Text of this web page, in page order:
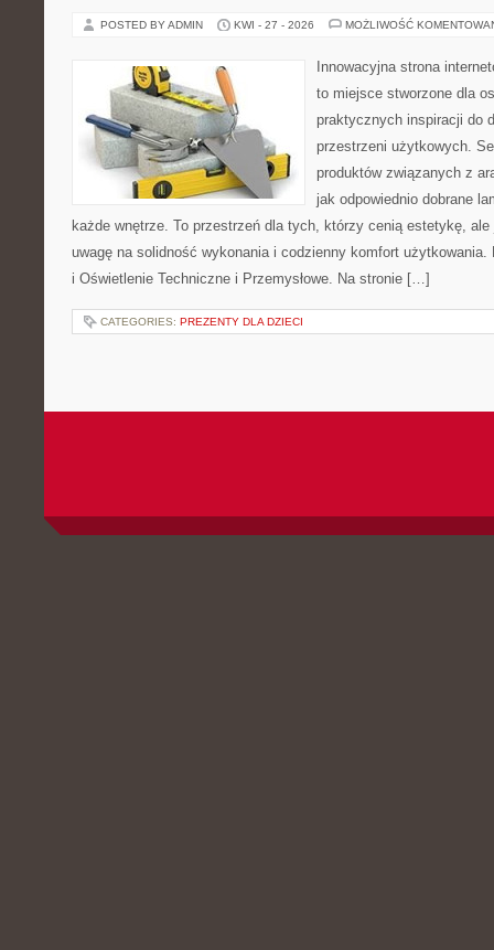
POSTED BY ADMIN KWI - 27 - 2026 MOŻLIWOŚĆ
Innowacyjna strona
to miejsce stworzone dla
praktycznych inspiracji do
przestrzeni użytkowych.
produktów związanych z
jak odpowiednio dobrane
każde wnętrze. To przestrzeń dla tych, którzy cenią estetykę,
uwagę na solidność wykonania i codzienny komfort
i Oświetlenie Techniczne i Przemysłowe. Na stronie […]
CATEGORIES: PREZENTY DLA DZIECI